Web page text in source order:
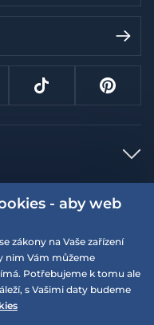
klubu
- aby web
zákony na Vaše zařízení
nim Vám můžeme
Potřebujeme k tomu ale
s Vašimi daty budeme